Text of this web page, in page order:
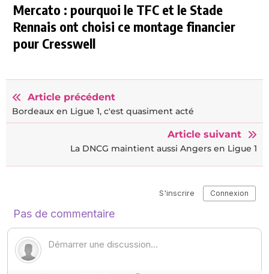
Mercato : pourquoi le TFC et le Stade
Rennais ont choisi ce montage financier
pour Cresswell
Article précédent
Bordeaux en Ligue 1, c'est quasiment acté
Article suivant
La DNCG maintient aussi Angers en Ligue 1